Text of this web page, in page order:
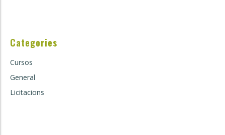
Categories
Cursos
General
Licitacions